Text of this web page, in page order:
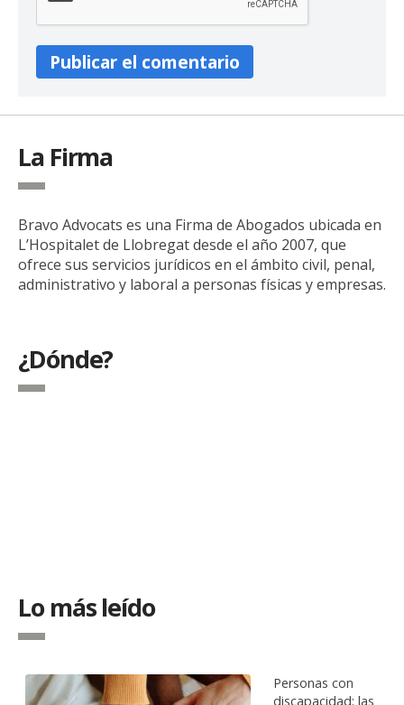
La Firma
Bravo Advocats es una Firma de Abogados ubicada en
L’Hospitalet de Llobregat desde el año 2007, que
ofrece sus servicios jurídicos en el ámbito civil, penal,
administrativo y laboral a personas físicas y empresas.
¿Dónde?
Lo más leído
Personas con
discapacidad: las